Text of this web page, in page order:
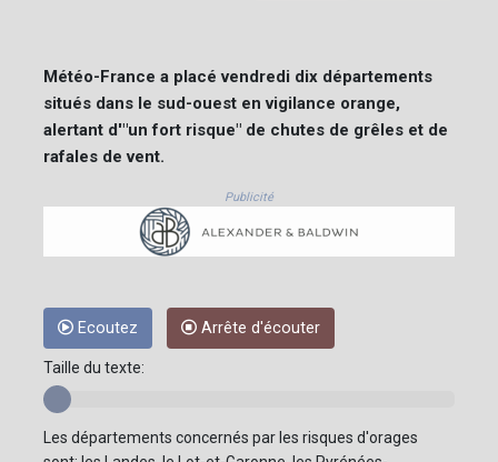
Météo-France a placé vendredi dix départements
situés dans le sud-ouest en vigilance orange,
alertant d'"un fort risque" de chutes de grêles et de
rafales de vent.
Publicité
Ecoutez Arrête d'écouter
Taille du texte:
Les départements concernés par les risques d'orages